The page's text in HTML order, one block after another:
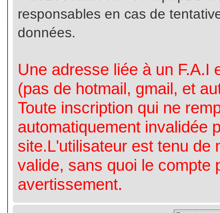
responsables en cas de
données.
Une adresse liée à un F.A.I
(pas de hotmail, gmail, et
Toute inscription qui ne
automatiquement invalidée
site.L'utilisateur est tenu de
valide, sans quoi le compte
avertissement.